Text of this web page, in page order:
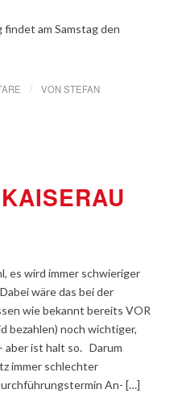
am Samstag den
/ VONSTEFAN
es wird immer schwieriger
wäre das bei der
wie bekannt bereits VOR
bezahlen) noch wichtiger,
aber ist halt so. Darum
immer schlechter
An- […]